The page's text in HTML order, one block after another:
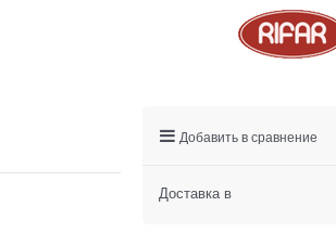
Добавить в сравнение
Доставка в